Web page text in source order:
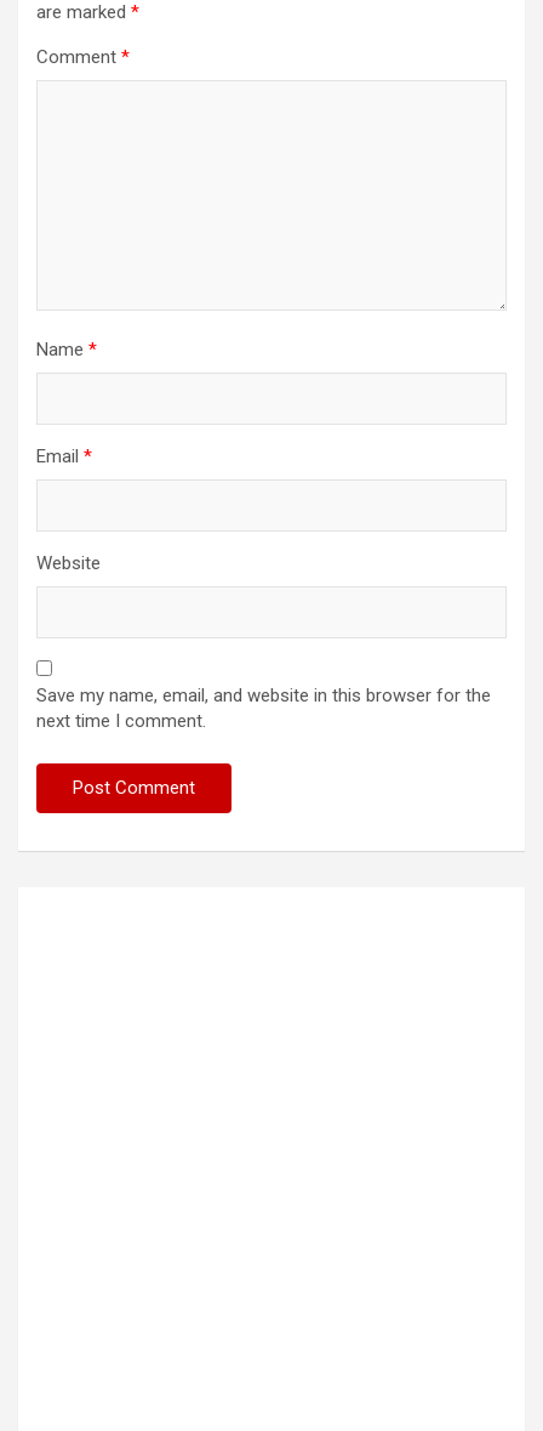
are marked *
Comment *
Name *
Email *
Website
Save my name, email, and website in this browser for the
next time I comment.